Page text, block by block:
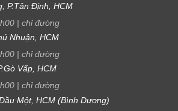
P.Tân Định, HCM
| chỉ đường
Nhuận, HCM
| chỉ đường
Vấp, HCM
| chỉ đường
Một, HCM (Bình Dương)